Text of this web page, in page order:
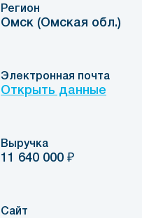
Регион
Омск (Омская обл.)
Электронная почта
Открыть данные
Выручка
11 640 000 ₽
Сайт